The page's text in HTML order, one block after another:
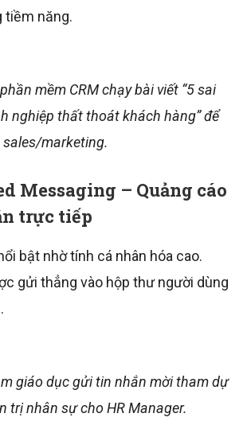
tiềm năng.
mềm CRM chạy bài viết “5 sai
nghiệp thất thoát khách hàng” để
marketing.
Messaging – Quảng cáo
trực tiếp
bật nhờ tính cá nhân hóa cao.
gửi thẳng vào hộp thư người dùng
giáo dục gửi tin nhắn mời tham dự
trị nhân sự cho HR Manager.